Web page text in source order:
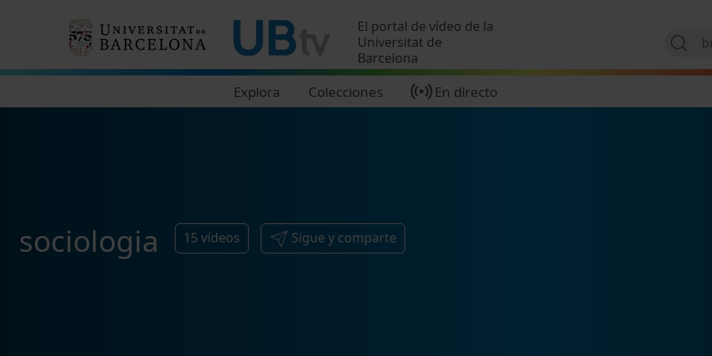
El portal de vídeo de la
Universitat de
Barcelona
Explora Colecciones En directo
sociologia 15 vídeos Sigue y comparte